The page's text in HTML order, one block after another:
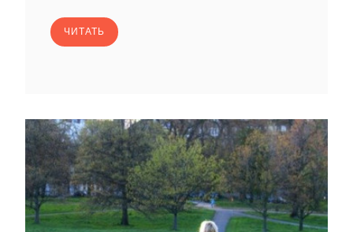
ЧИТАТЬ